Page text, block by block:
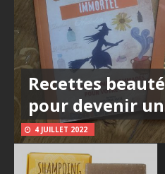
Recettes
pour devenir
4 JUILLET 2022